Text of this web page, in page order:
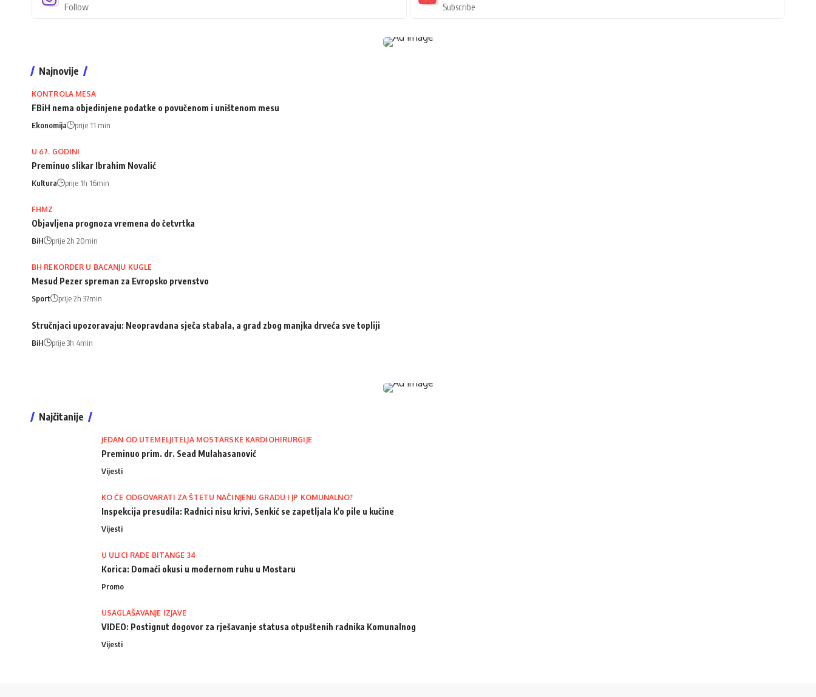
Follow Subscribe
Najnovije
KONTROLA MESA
FBiH nema objedinjene podatke o povučenom i uništenom mesu
Ekonomija prije 11 min
U 67. GODINI
Preminuo slikar Ibrahim Novalić
Kultura prije 1h 16min
FHMZ
Objavljena prognoza vremena do četvrtka
BiH prije 2h 20min
BH REKORDER U BACANJU KUGLE
Mesud Pezer spreman za Evropsko prvenstvo
Sport prije 2h 37min
Stručnjaci upozoravaju: Neopravdana sječa stabala, a grad zbog manjka drveća sve topliji
BiH prije 3h 4min
Najčitanije
JEDAN OD UTEMELJITELJA MOSTARSKE KARDIOHIRURGIJE
Preminuo prim. dr. Sead Mulahasanović
Vijesti
KO ĆE ODGOVARATI ZA ŠTETU NAČINJENU GRADU I JP KOMUNALNO?
Inspekcija presudila: Radnici nisu krivi, Senkić se zapetljala k'o pile u kučine
Vijesti
U ULICI RADE BITANGE 34
Korica: Domaći okusi u modernom ruhu u Mostaru
Promo
USAGLAŠAVANJE IZJAVE
VIDEO: Postignut dogovor za rješavanje statusa otpuštenih radnika Komunalnog
Vijesti